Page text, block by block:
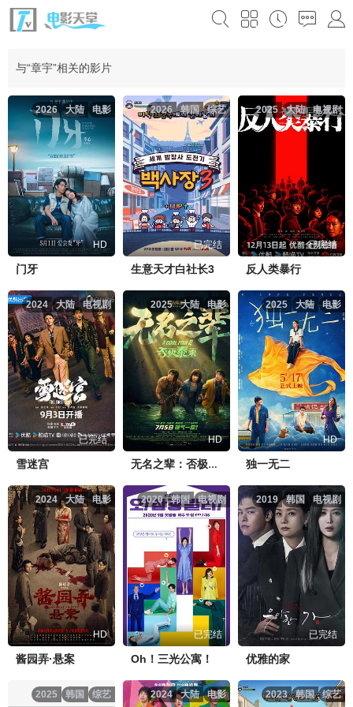
与“章宇”相关的影片
电影
大陆
2026
HD
门牙
综艺
韩国
2026
已完结
生意天才白社长3
电视剧
大陆
2025
已完结
反人类暴行
电视剧
大陆
2024
已完结
雪迷宫
电影
大陆
2025
HD
无名之辈：否极泰来
电影
大陆
2025
HD
独一无二
电影
大陆
2024
HD
酱园弄·悬案
电视剧
韩国
2020
已完结
Oh！三光公寓！
电视剧
韩国
2019
已完结
优雅的家
综艺
韩国
2025 电影
大陆
2024 综艺
韩国
2023